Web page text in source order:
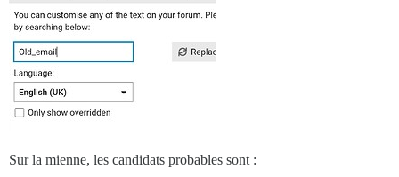
Sur la mienne, les candidats probables sont :